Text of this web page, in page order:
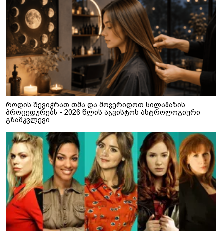
როდის შევიჭრათ თმა და მოვერიდოთ სილამაზის
პროცედურებს - 2026 წლის აგვისტოს ასტროლოგიური
გზამკვლევი